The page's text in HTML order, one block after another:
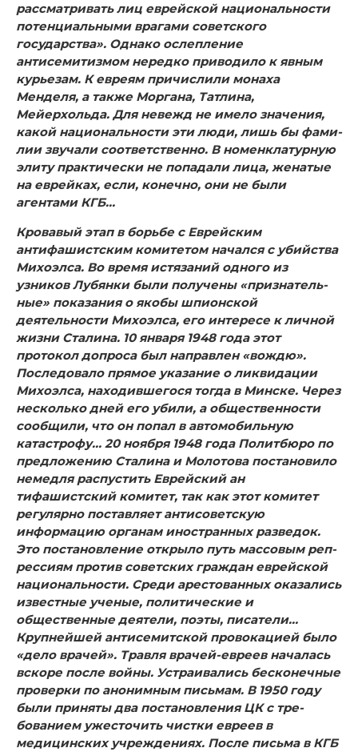
рассматривать лиц еврейской националь­ности
потенциальными врагами советского
государства». Од­нако ослепление
антисемитизмом нередко приводило к яв­ным
курьезам. К евреям причислили монаха
Менделя, а также Моргана, Татлина,
Мейерхольда. Для невежд не имело значения,
какой национальности эти люди, лишь бы фами­
лии звучали соответственно. В номенклатурную
элиту прак­тически не попадали лица, женатые
на еврейках, если, ко­нечно, они не были
агентами КГБ…
Кровавый этап в борьбе с Еврейским
антифашистским комитетом начался с убийства
Михоэлса. Во время истяза­ний одного из
узников Лубянки были получены «признатель­
ные» показания о якобы шпионской
деятельности Михоэлса, его интересе к личной
жизни Сталина. 10 января 1948 года этот
протокол допроса был направлен «вождю».
Последовало прямое указание о ликвидации
Михоэлса, находившегося тогда в Минске. Через
несколько дней его убили, а обще­ственности
сообщили, что он попал в автомобильную
катаст­рофу… 20 ноября 1948 года Политбюро по
предложению Сталина и Молотова постановило
немедля распустить Еврейский ан
тифашистский комитет, так как этот комитет
регулярно пос­тавляет антисоветскую
информацию органам иностранных разведок.
Это постановление открыло путь массовым реп­
рессиям против советских граждан еврейской
национально­сти. Среди арестованных оказались
известные ученые, поли­тические и
общественные деятели, поэты, писатели…
Крупнейшей антисемитской провокацией было
«дело вра­чей». Травля врачей-евреев началась
вскоре после войны. Устраивались бесконечные
проверки по анонимным пись­мам. В 1950 году
были приняты два постановления ЦК с тре­
бованием ужесточить чистки евреев в
медицинских учреж­дениях. После письма в КГБ